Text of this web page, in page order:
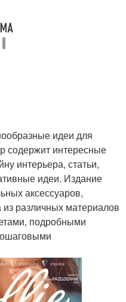
идеи для
содержит интересные
интерьера, статьи,
идеи. Издание
аксессуаров,
различных материалов
подробными